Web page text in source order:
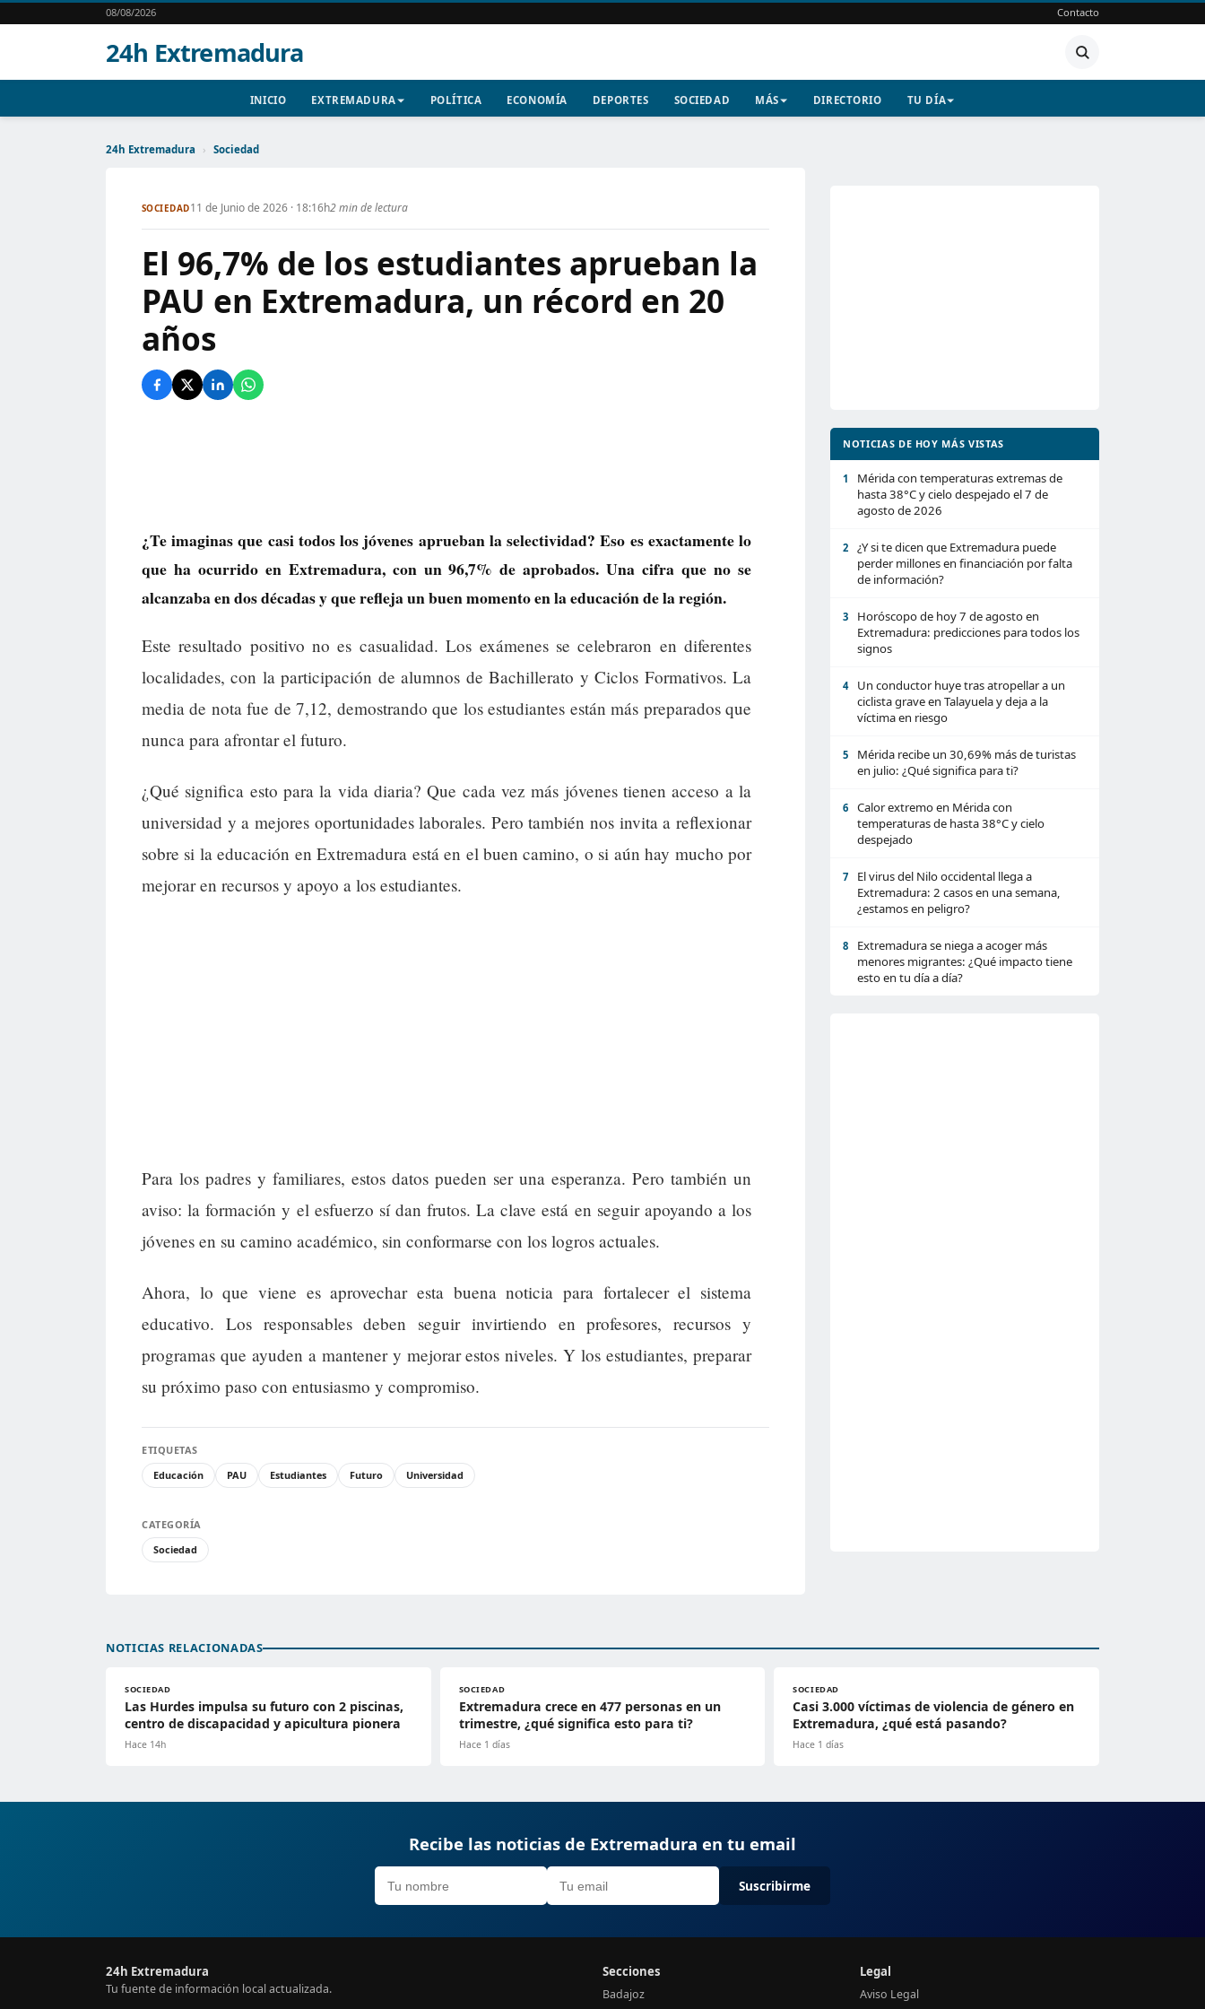
08/08/2026 Contacto
24h Extremadura
INICIO EXTREMADURA POLÍTICA ECONOMÍA DEPORTES SOCIEDAD MÁS DIRECTORIO TU DÍA
24h Extremadura › Sociedad
SOCIEDAD11 de Junio de 2026 · 18:16h2 min de lectura
El 96,7% de los estudiantes aprueban la
PAU en Extremadura, un récord en 20
años
¿Te imaginas que casi todos los jóvenes aprueban la selectividad? Eso es exactamente lo
que ha ocurrido en Extremadura, con un 96,7% de aprobados. Una cifra que no se
alcanzaba en dos décadas y que refleja un buen momento en la educación de la región.
Este resultado positivo no es casualidad. Los exámenes se celebraron en diferentes
localidades, con la participación de alumnos de Bachillerato y Ciclos Formativos. La
media de nota fue de 7,12, demostrando que los estudiantes están más preparados que
nunca para afrontar el futuro.
¿Qué significa esto para la vida diaria? Que cada vez más jóvenes tienen acceso a la
universidad y a mejores oportunidades laborales. Pero también nos invita a reflexionar
sobre si la educación en Extremadura está en el buen camino, o si aún hay mucho por
mejorar en recursos y apoyo a los estudiantes.
Para los padres y familiares, estos datos pueden ser una esperanza. Pero también un
aviso: la formación y el esfuerzo sí dan frutos. La clave está en seguir apoyando a los
jóvenes en su camino académico, sin conformarse con los logros actuales.
Ahora, lo que viene es aprovechar esta buena noticia para fortalecer el sistema
educativo. Los responsables deben seguir invirtiendo en profesores, recursos y
programas que ayuden a mantener y mejorar estos niveles. Y los estudiantes, preparar
su próximo paso con entusiasmo y compromiso.
ETIQUETAS
Educación
PAU Estudiantes Futuro Universidad
CATEGORÍA
Sociedad
NOTICIAS DE HOY MÁS VISTAS
1
Mérida con temperaturas extremas de
hasta 38°C y cielo despejado el 7 de
agosto de 2026
2
¿Y si te dicen que Extremadura puede
perder millones en financiación por falta
de información?
3
Horóscopo de hoy 7 de agosto en
Extremadura: predicciones para todos los
signos
4
Un conductor huye tras atropellar a un
ciclista grave en Talayuela y deja a la
víctima en riesgo
5
Mérida recibe un 30,69% más de turistas
en julio: ¿Qué significa para ti?
6
Calor extremo en Mérida con
temperaturas de hasta 38°C y cielo
despejado
7
El virus del Nilo occidental llega a
Extremadura: 2 casos en una semana,
¿estamos en peligro?
8
Extremadura se niega a acoger más
menores migrantes: ¿Qué impacto tiene
esto en tu día a día?
NOTICIAS RELACIONADAS
SOCIEDAD
Las Hurdes impulsa su futuro con 2 piscinas,
centro de discapacidad y apicultura pionera
Hace 14h
SOCIEDAD
Extremadura crece en 477 personas en un
trimestre, ¿qué significa esto para ti?
Hace 1 días
SOCIEDAD
Casi 3.000 víctimas de violencia de género en
Extremadura, ¿qué está pasando?
Hace 1 días
Recibe las noticias de Extremadura en tu email
Suscribirme
24h Extremadura
Tu fuente de información local actualizada.
Secciones
Badajoz
Legal
Aviso Legal